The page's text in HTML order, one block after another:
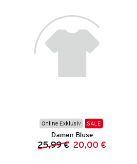
Online Exklusiv SALE
Damen Bluse
Vorheriger Preis:
25,99 € Neuer Preis:
20,00 €